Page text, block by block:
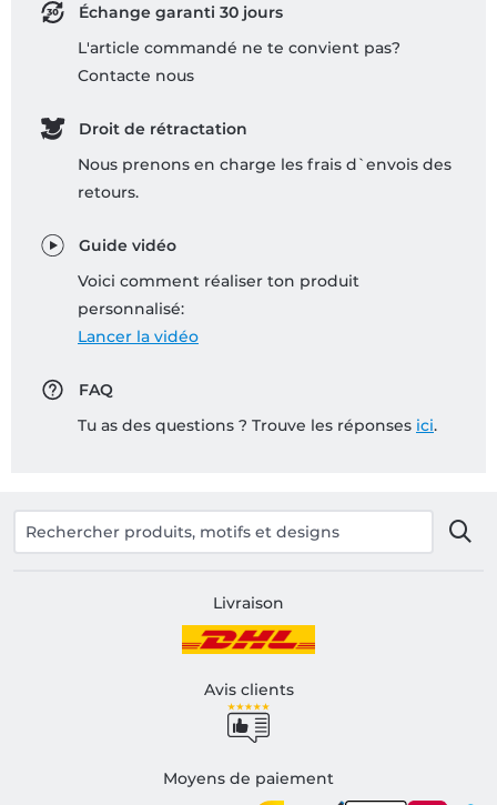
Échange garanti 30 jours
L'article commandé ne te convient pas?
Contacte nous
Droit de rétractation
Nous prenons en charge les frais d`envois des
retours.
Guide vidéo
Voici comment réaliser ton produit
personnalisé:
Lancer la vidéo
FAQ
Tu as des questions ? Trouve les réponses ici.
Livraison
Avis clients
Moyens de paiement